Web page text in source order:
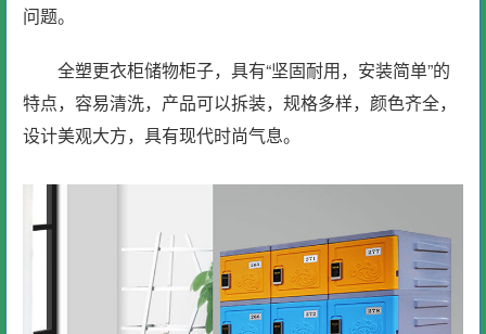
问题。
全塑更衣柜储物柜子，具有“坚固耐用，安装简单”的
特点，容易清洗，产品可以拆装，规格多样，颜色齐全，
设计美观大方，具有现代时尚气息。